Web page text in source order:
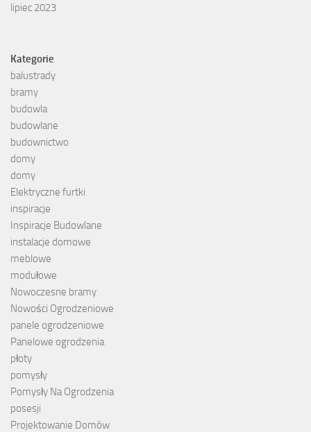
lipiec 2023
Kategorie
balustrady
bramy
budowla
budowlane
budownictwo
domy
domy
Elektryczne furtki
inspiracje
Inspiracje Budowlane
instalacje domowe
meblowe
modułowe
Nowoczesne bramy
Nowości Ogrodzeniowe
panele ogrodzeniowe
Panelowe ogrodzenia
płoty
pomysły
Pomysły Na Ogrodzenia
posesji
Projektowanie Domów